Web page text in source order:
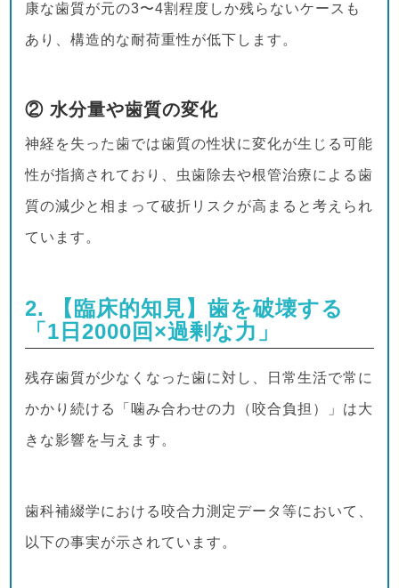
康な歯質が元の3〜4割程度しか残らないケースも
あり、構造的な耐荷重性が低下します。
② 水分量や歯質の変化
神経を失った歯では歯質の性状に変化が生じる可能
性が指摘されており、虫歯除去や根管治療による歯
質の減少と相まって破折リスクが高まると考えられ
ています。
2. 【臨床的知見】歯を破壊する
「1日2000回×過剰な力」
残存歯質が少なくなった歯に対し、日常生活で常に
かかり続ける「噛み合わせの力（咬合負担）」は大
きな影響を与えます。
歯科補綴学における咬合力測定データ等において、
以下の事実が示されています。